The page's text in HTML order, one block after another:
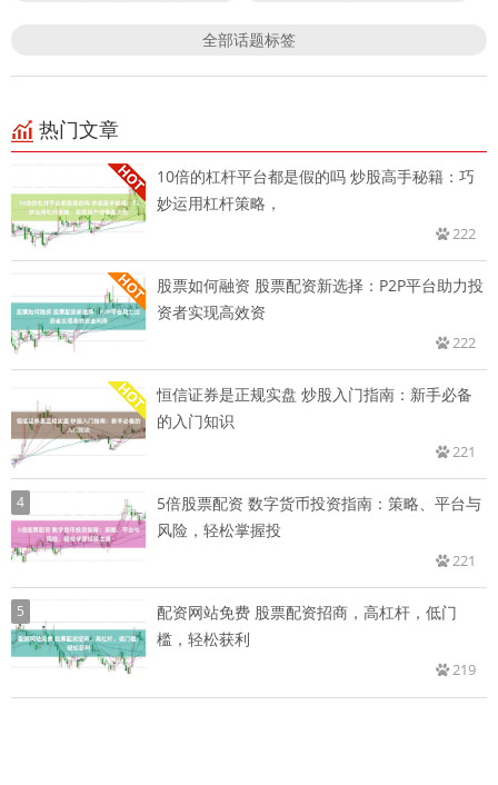
全部话题标签
热门文章
10倍的杠杆平台都是假的吗 炒股高手秘籍：巧
妙运用杠杆策略，
222
股票如何融资 股票配资新选择：P2P平台助力投
资者实现高效资
222
恒信证券是正规实盘 炒股入门指南：新手必备
的入门知识
221
4
5倍股票配资 数字货币投资指南：策略、平台与
风险，轻松掌握投
221
5
配资网站免费 股票配资招商，高杠杆，低门
槛，轻松获利
219